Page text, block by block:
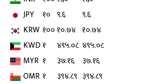
JPY
१० ९.६
९.६
KRW १००१०.७४ १०.७४
KWD१ ४९५.०८ ४९५.०८
MYR १ ३७.१६
३७.१६
OMR १ ३९४.८९ ३९४.८९